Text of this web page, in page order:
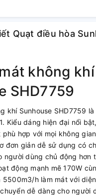
Quạt điều hòa
không khí
SHD7759
khí Sunhouse SHD7759
Kiểu dáng hiện đại nổi
hợp với mọi không
đơn giản dễ sử dụng có
người dùng chủ động hơn
động mạnh mẽ 170W
5500m3/h làm mát với
dễ dàng cho người